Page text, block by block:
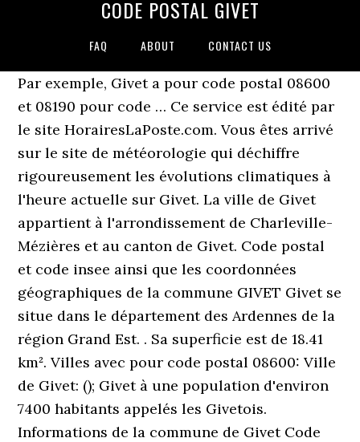
CODE POSTAL GIVET
FAQ ABOUT CONTACT US
Par exemple, Givet a pour code postal 08600
et 08190 pour code … Ce service est édité par
le site HorairesLaPoste.com. Vous êtes arrivé
sur le site de météorologie qui déchiffre
rigoureusement les évolutions climatiques à
l'heure actuelle sur Givet. La ville de Givet
appartient à l'arrondissement de Charleville-
Mézières et au canton de Givet. Code postal
et code insee ainsi que les coordonnées
géographiques de la commune GIVET Givet se
situe dans le département des Ardennes de la
région Grand Est. . Sa superficie est de 18.41
km². Villes avec pour code postal 08600: Ville
de Givet: (); Givet à une population d'environ
7400 habitants appelés les Givetois.
Informations de la commune de Givet Code